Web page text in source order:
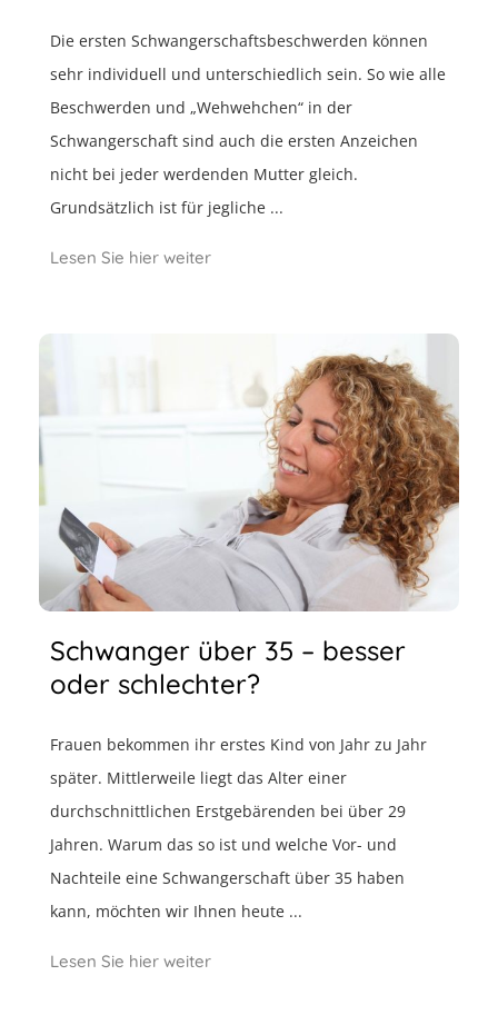
Die ersten Schwangerschaftsbeschwerden können
sehr individuell und unterschiedlich sein. So wie alle
Beschwerden und „Wehwehchen“ in der
Schwangerschaft sind auch die ersten Anzeichen
nicht bei jeder werdenden Mutter gleich.
Grundsätzlich ist für jegliche ...
Lesen Sie hier weiter
Schwanger über 35 – besser
oder schlechter?
Frauen bekommen ihr erstes Kind von Jahr zu Jahr
später. Mittlerweile liegt das Alter einer
durchschnittlichen Erstgebärenden bei über 29
Jahren. Warum das so ist und welche Vor- und
Nachteile eine Schwangerschaft über 35 haben
kann, möchten wir Ihnen heute ...
Lesen Sie hier weiter